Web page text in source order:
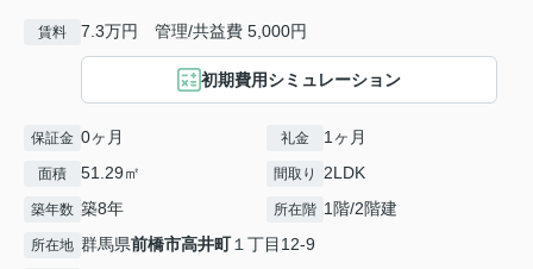
賃料 7.3万円 管理/共益費 5,000円
初期費用シミュレーション
保証金 0ヶ月 礼金 1ヶ月
面積 51.29㎡ 間取り 2LDK
築年数 築8年 所在階 1階/2階建
所在地 群馬県前橋市高井町１丁目12-9